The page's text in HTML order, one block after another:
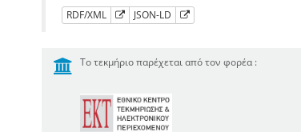
RDF/XML JSON-LD
Το τεκμήριο παρέχεται από τον φορέα :